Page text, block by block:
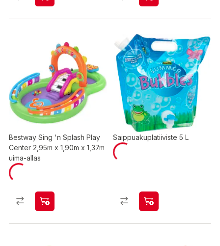
Bestway Sing 'n Splash Play
Center 2,95m x 1,90m x 1,37m
uima-allas
Saippuakuplatiiviste 5 L